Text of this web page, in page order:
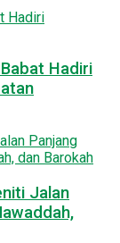
Hadiri
Jalan